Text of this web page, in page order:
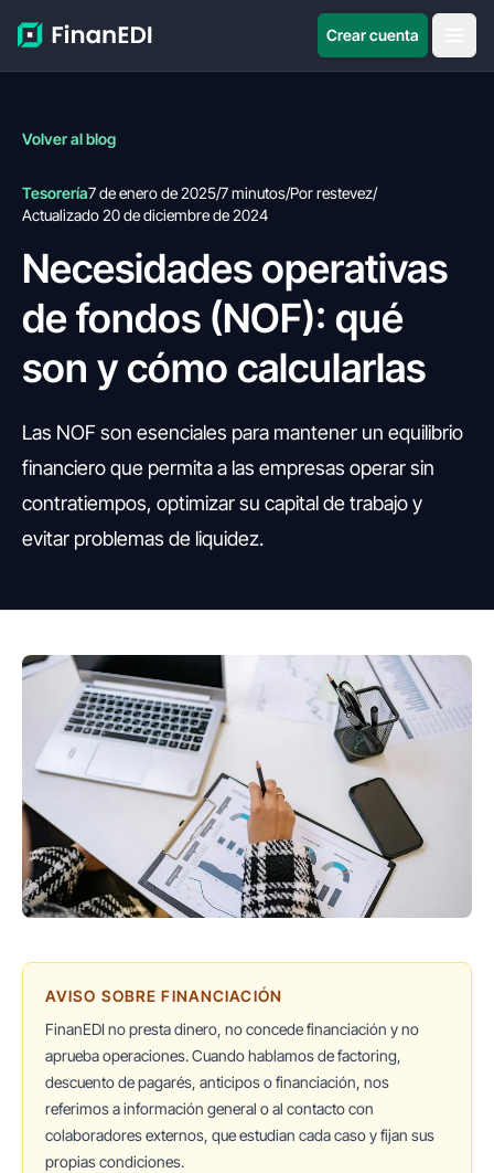
Crear cuenta
Volver al blog
Tesorería7 de enero de 2025/7 minutos/Por restevez/
Actualizado 20 de diciembre de 2024
Necesidades operativas
de fondos (NOF): qué
son y cómo calcularlas
Las NOF son esenciales para mantener un equilibrio
financiero que permita a las empresas operar sin
contratiempos, optimizar su capital de trabajo y
evitar problemas de liquidez.
AVISO SOBRE FINANCIACIÓN
FinanEDI no presta dinero, no concede financiación y no
aprueba operaciones. Cuando hablamos de factoring,
descuento de pagarés, anticipos o financiación, nos
referimos a información general o al contacto con
colaboradores externos, que estudian cada caso y fijan sus
propias condiciones.